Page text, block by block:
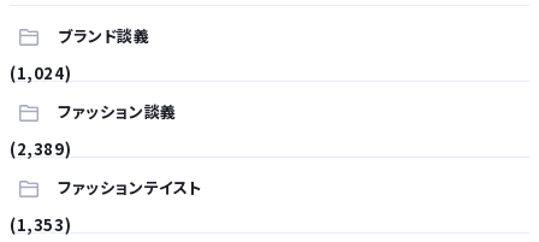
ブランド談義
(1,024)
ファッション談義
(2,389)
ファッションテイスト
(1,353)